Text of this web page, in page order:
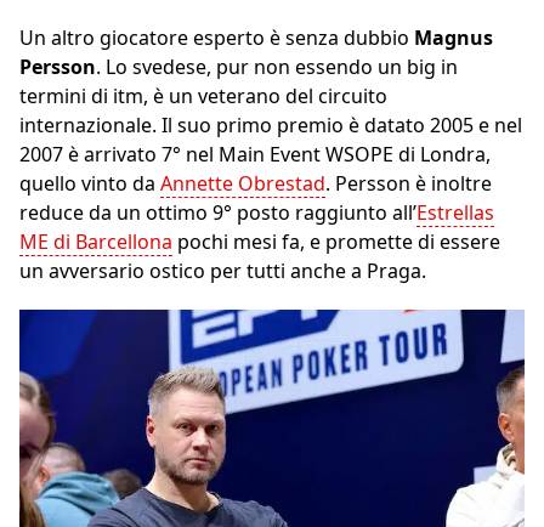
Un altro giocatore esperto è senza dubbio Magnus
Persson. Lo svedese, pur non essendo un big in
termini di itm, è un veterano del circuito
internazionale. Il suo primo premio è datato 2005 e nel
2007 è arrivato 7° nel Main Event WSOPE di Londra,
quello vinto da Annette Obrestad. Persson è inoltre
reduce da un ottimo 9° posto raggiunto all’Estrellas
ME di Barcellona pochi mesi fa, e promette di essere
un avversario ostico per tutti anche a Praga.